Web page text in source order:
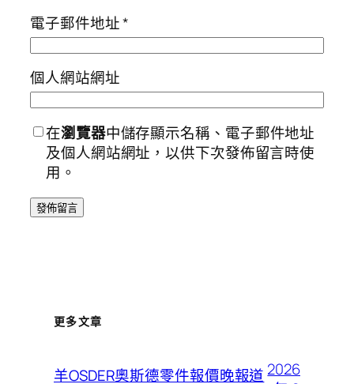
電子郵件地址*
個人網站網址
在瀏覽器中儲存顯示名稱、電子郵件地址
及個人網站網址，以供下次發佈留言時使
用。
更多文章
羊OSDER奧斯德零件報價晚報道 2026